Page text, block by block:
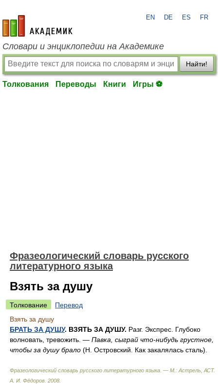
academic.ru
EN DE ES FR
Словари и энциклопедии на Академике
Найти!
Толкования Переводы Книги Игры ⚽
Фразеологический словарь русского
литературного языка
Взять за душу
Толкование
Перевод
Взять за душу
БРАТЬ ЗА ДУШУ. ВЗЯТЬ ЗА ДУШУ. Разг. Экспрес. Глубоко
волновать, тревожить. — Павка, сыграй что-нибудь грустное,
чтобы за душу брало (Н. Островский. Как закалялась сталь).
Фразеологический словарь русского литературного языка. — М.: Астрель, АСТ.
А. И. Фёдоров 2008